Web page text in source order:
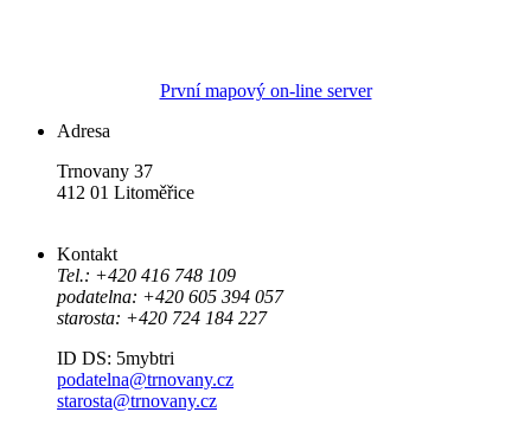
První mapový on-line server
Adresa
Trnovany 37
412 01 Litoměřice
Kontakt
Tel.: +420 416 748 109
podatelna: +420 605 394 057
starosta: +420 724 184 227
ID DS: 5mybtri
podatelna@trnovany.cz
starosta@trnovany.cz